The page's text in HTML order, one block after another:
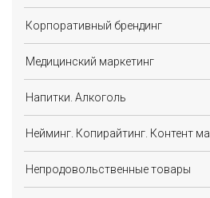
Корпоративный брендинг
Медицинский маркетинг
Напитки. Алкоголь
Нейминг. Копирайтинг. Контент
Непродовольственные товары